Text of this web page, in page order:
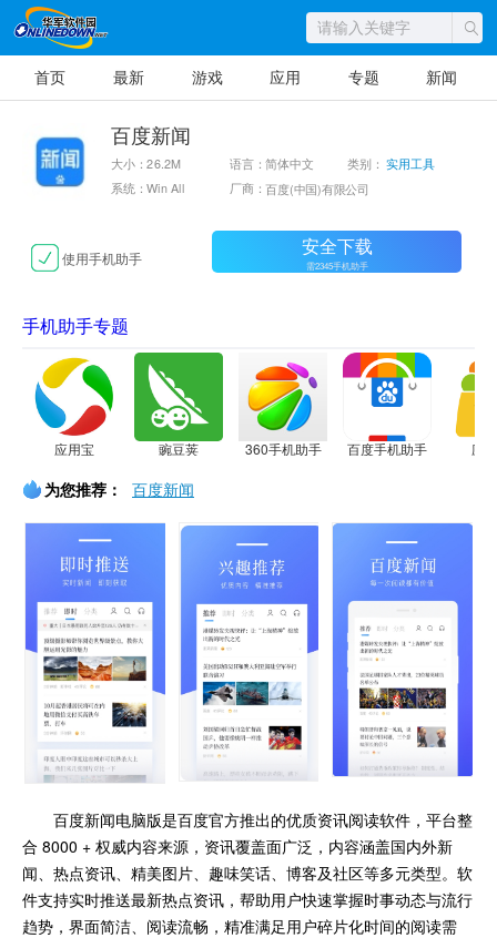
首页 最新 游戏 应用 专题 新闻
百度新闻
大小：26.2M 语言：简体中文 类别：实用工具
系统：Win All
厂商： 百度(中国)有限公司
使用手机助手 安全下载
需2345手机助手
手机助手专题
应用宝 豌豆荚 360手机助手 百度手机助手 应
为您推荐： 百度新闻
百度新闻电脑版是百度官方推出的优质资讯阅读软件，平台整
合 8000 + 权威内容来源，资讯覆盖面广泛，内容涵盖国内外新
闻、热点资讯、精美图片、趣味笑话、博客及社区等多元类型。软
件支持实时推送最新热点资讯，帮助用户快速掌握时事动态与流行
趋势，界面简洁、阅读流畅，精准满足用户碎片化时间的阅读需